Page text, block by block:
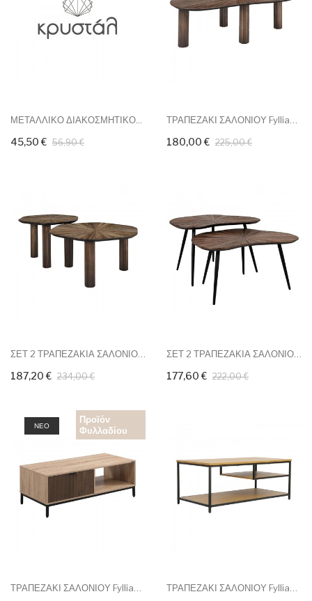
ΜΕΤΑΛΛΙΚΟ ΔΙΑΚΟΣΜΗΤΙΚΟ...
45,50 € 56,90 € 180,00 € 225,00 €
187,20 € 234,00 € 177,60 € 222,00 €
Προϊόν
Φυλλαδίου
ΝΈΟ